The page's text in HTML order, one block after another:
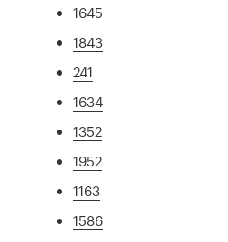
1645
1843
241
1634
1352
1952
1163
1586